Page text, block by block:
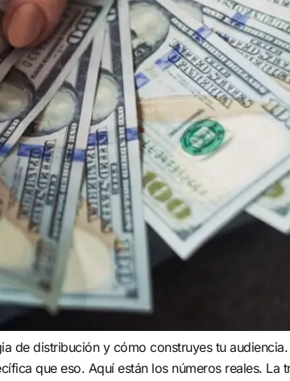
de distribución y cómo construyes tu
que eso. Aquí están los números reales. La